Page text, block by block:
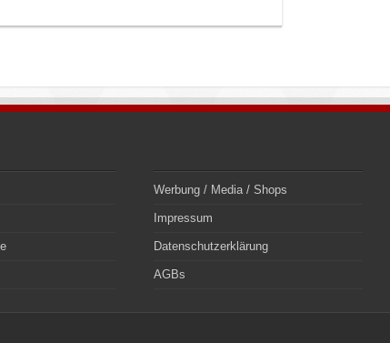
Werbung / Media / Shops
Impressum
Datenschutzerklärung
AGBs